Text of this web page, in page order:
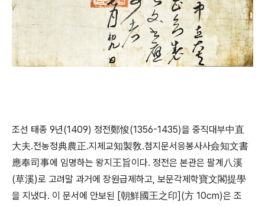
조선 태종 9년(1409) 정전鄭悛(1356-1435)을 중직대부中直
大夫․전농정典農正․지제교知製敎․첨지문서응봉사사僉知文書
應奉司事에 임명하는 왕지王旨이다. 정전은 본관은 팔계八溪
(草溪)로 고려말 과거에 장원급제하고, 보문각제학寶文閣提學
을 지냈다. 이 문서에 안보된 [朝鮮國王之印](方 10cm)은 조